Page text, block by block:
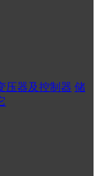
压器及控制器 储